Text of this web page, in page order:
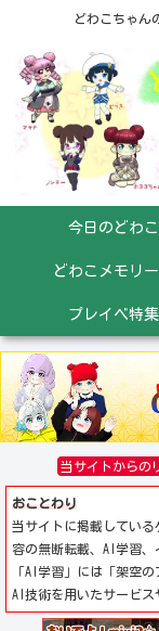
どわこちゃん
今日のどわ
どわこメモリ
プレイベ特
当サイトからの
おことわり
当サイトに掲載してい
容の無断転載、AI学習、
「AI学習」には「架空
AI技術を用いたサービス